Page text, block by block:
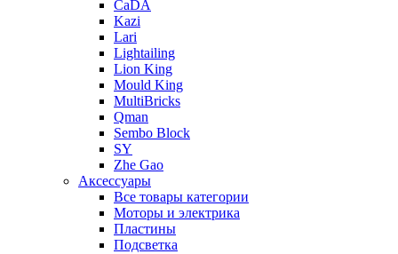
CaDA
Kazi
Lari
Lightailing
Lion King
Mould King
MultiBricks
Qman
Sembo Block
SY
Zhe Gao
Аксессуары
Все товары категории
Моторы и электрика
Пластины
Подсветка